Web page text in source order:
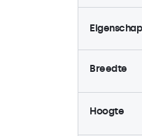
Breedte
Hoogte